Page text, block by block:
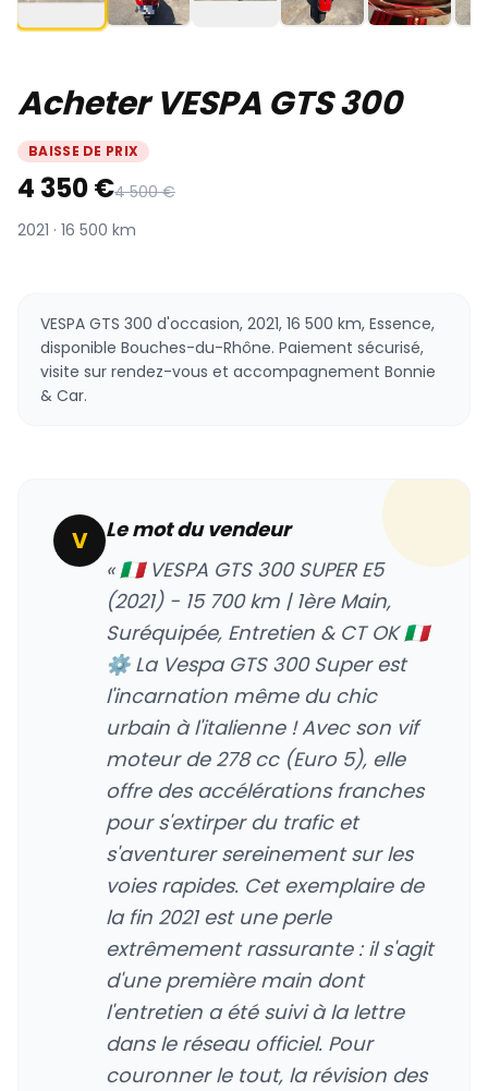
Acheter VESPA GTS 300
BAISSE DE PRIX
4 350 €4 500 €
2021 · 16 500 km
VESPA GTS 300 d'occasion, 2021, 16 500 km, Essence,
disponible Bouches-du-Rhône. Paiement sécurisé,
visite sur rendez-vous et accompagnement Bonnie
& Car.
V
Le mot du vendeur
« 🇮🇹 VESPA GTS 300 SUPER E5
(2021) - 15 700 km | 1ère Main,
Suréquipée, Entretien & CT OK 🇮🇹
⚙️ La Vespa GTS 300 Super est
l'incarnation même du chic
urbain à l'italienne ! Avec son vif
moteur de 278 cc (Euro 5), elle
offre des accélérations franches
pour s'extirper du trafic et
s'aventurer sereinement sur les
voies rapides. Cet exemplaire de
la fin 2021 est une perle
extrêmement rassurante : il s'agit
d'une première main dont
l'entretien a été suivi à la lettre
dans le réseau officiel. Pour
couronner le tout, la révision des